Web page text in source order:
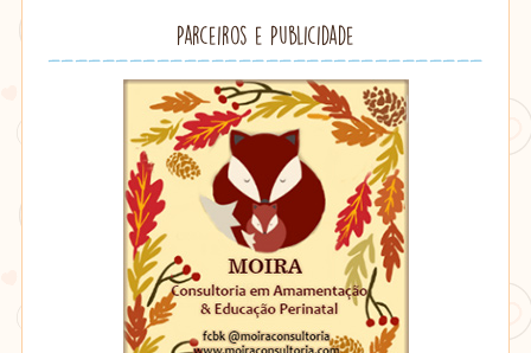
Parceiros e Publicidade
Moira
Consultoria
em
Amamentação
&
Educação
Perinatal